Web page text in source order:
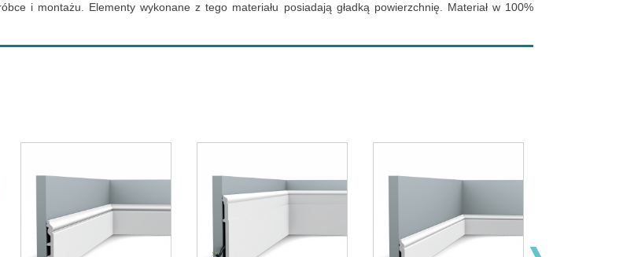
i montażu. Elementy wykonane z tego materiału posiadają gładką powierzchnię. Materiał w 100%